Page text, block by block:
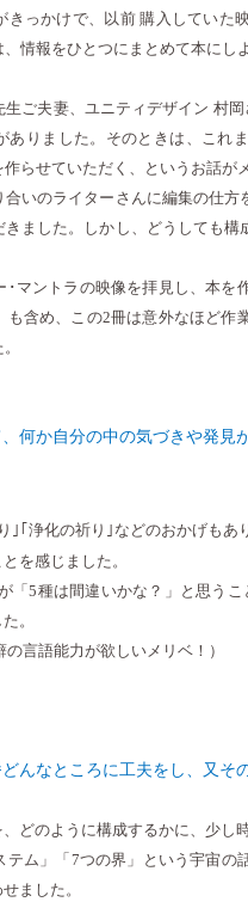
きっかけで、以前 購入していた
情報をひとつにまとめて本にし
生ご夫妻、ユニティデザイン 村岡
ありました。そのときは、これ
らせていただく、というお話が
いのライターさんに編集の仕
きました。しかし、どうしても
･マントラの映像を拝見し、本を
も含め、この2冊は意外なほど作
何か自分の中の気づきや発見
｣｢浄化の祈り｣などのおかげもあ
を感じました。
「5種は間違いかな？」と思う
。
が欲しいメリベ！）
んなところに工夫をし、又そ
どのように構成するかに、少し
テム」「 7つの界」という宇宙の
ました。